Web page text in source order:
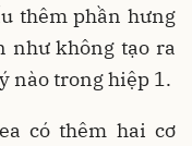
thêm phần hưng
như không tạo ra
nào trong hiệp 1.
có thêm hai cơ